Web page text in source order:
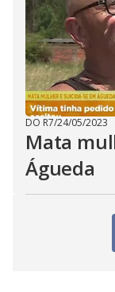
DO R7/24/05/2023
Mata
Águeda